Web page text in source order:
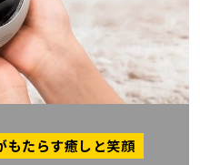
たらす癒しと笑顔